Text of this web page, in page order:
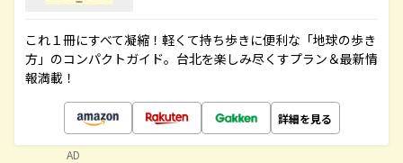
これ１冊にすべて凝縮！軽くて持ち歩きに便利な「地球の歩き
方」のコンパクトガイド。台北を楽しみ尽くすプラン＆最新情
報満載！
詳細を見る
AD